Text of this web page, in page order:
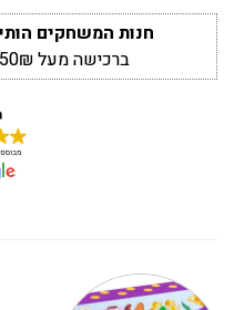
חנות המשחקים
ברכישה מעל 250₪ שליח עד הבית חינם